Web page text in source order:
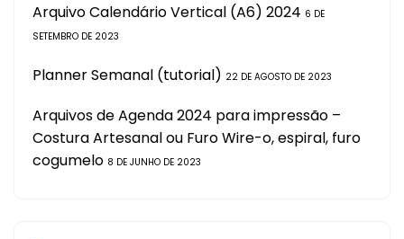
Arquivo Calendário Vertical (A6) 2024 6 DE
SETEMBRO DE 2023
Planner Semanal (tutorial) 22 DE AGOSTO DE 2023
Arquivos de Agenda 2024 para impressão –
Costura Artesanal ou Furo Wire-o, espiral, furo
cogumelo 8 DE JUNHO DE 2023